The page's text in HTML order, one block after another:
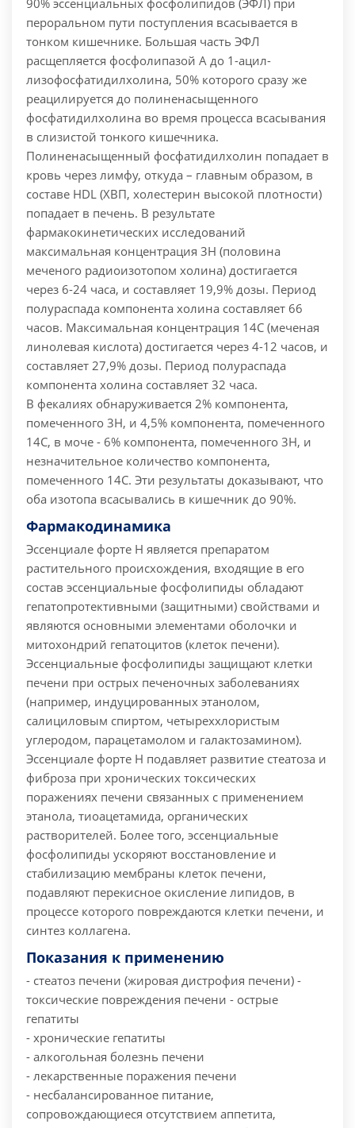
90% эссенциальных фосфолипидов (ЭФЛ) при
пероральном пути поступления всасывается в
тонком кишечнике. Большая часть ЭФЛ
расщепляется фосфолипазой А до 1-ацил-
лизофосфатидилхолина, 50% которого сразу же
реацилируется до полиненасыщенного
фосфатидилхолина во время процесса всасывания
в слизистой тонкого кишечника.
Полиненасыщенный фосфатидилхолин попадает в
кровь через лимфу, откуда – главным образом, в
составе HDL (ХВП, холестерин высокой плотности)
попадает в печень. В результате
фармакокинетических исследований
максимальная концентрация 3Н (половина
меченого радиоизотопом холина) достигается
через 6-24 часа, и составляет 19,9% дозы. Период
полураспада компонента холина составляет 66
часов. Максимальная концентрация 14С (меченая
линолевая кислота) достигается через 4-12 часов, и
составляет 27,9% дозы. Период полураспада
компонента холина составляет 32 часа.
В фекалиях обнаруживается 2% компонента,
помеченного 3Н, и 4,5% компонента, помеченного
14С, в моче - 6% компонента, помеченного 3Н, и
незначительное количество компонента,
помеченного 14С. Эти результаты доказывают, что
оба изотопа всасывались в кишечник до 90%.
Фармакодинамика
Эссенциале форте Н является препаратом
растительного происхождения, входящие в его
состав эссенциальные фосфолипиды обладают
гепатопротективными (защитными) свойствами и
являются основными элементами оболочки и
митохондрий гепатоцитов (клеток печени).
Эссенциальные фосфолипиды защищают клетки
печени при острых печеночных заболеваниях
(например, индуцированных этанолом,
салициловым спиртом, четыреххлористым
углеродом, парацетамолом и галактозамином).
Эссенциале форте Н подавляет развитие стеатоза и
фиброза при хронических токсических
поражениях печени связанных с применением
этанола, тиоацетамида, органических
растворителей. Более того, эссенциальные
фосфолипиды ускоряют восстановление и
стабилизацию мембраны клеток печени,
подавляют перекисное окисление липидов, в
процессе которого повреждаются клетки печени, и
синтез коллагена.
Показания к применению
- стеатоз печени (жировая дистрофия печени) -
токсические повреждения печени - острые
гепатиты
- хронические гепатиты
- алкогольная болезнь печени
- лекарственные поражения печени
- несбалансированное питание,
сопровождающиеся отсутствием аппетита,